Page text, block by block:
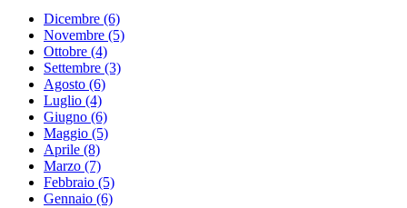
Dicembre (6)
Novembre (5)
Ottobre (4)
Settembre (3)
Agosto (6)
Luglio (4)
Giugno (6)
Maggio (5)
Aprile (8)
Marzo (7)
Febbraio (5)
Gennaio (6)